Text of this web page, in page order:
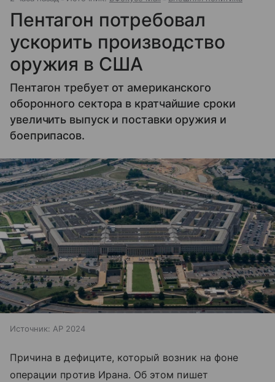
Пентагон потребовал
ускорить производство
оружия в США
Пентагон требует от американского
оборонного сектора в кратчайшие сроки
увеличить выпуск и поставки оружия и
боеприпасов.
Источник: AP 2024
Причина в дефиците, который возник на фоне
операции против Ирана. Об этом пишет